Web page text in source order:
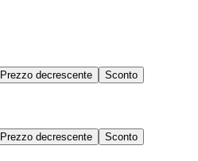
Prezzo decrescente Sconto
Prezzo decrescente Sconto